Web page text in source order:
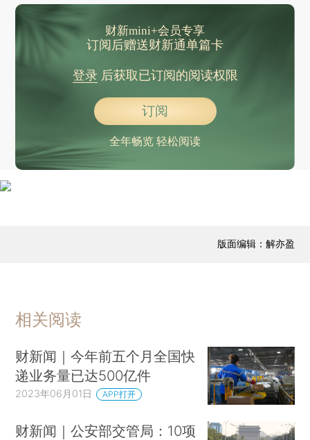
财新mini+会员专享
订阅后赠送财新通单篇卡
登录后获取已订阅的阅读权限
订阅
全年畅览 轻松阅读
版面编辑：解亦盈
相关阅读
财新闻｜今年前五个月全国快
递业务量已达500亿件
2023年06月01日 APP打开
财新闻｜公安部交管局：10项